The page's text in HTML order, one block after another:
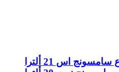
إختبار سرعة : أيهما أسرع سامسونج اس 21 ألترا